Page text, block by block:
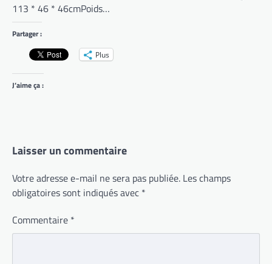
113 * 46 * 46cmPoids…
Partager :
Plus
J’aime ça :
Laisser un commentaire
Votre adresse e-mail ne sera pas publiée. Les champs
obligatoires sont indiqués avec *
Commentaire *